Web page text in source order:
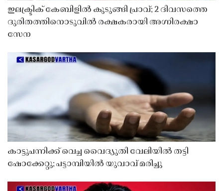
ഇലക്ട്രിക് കേബിളിൽ കുടുങ്ങി പ്രാവ്; 2 ദിവസത്തെ
ദുരിതത്തിനൊടുവിൽ രക്ഷകരായി അഗ്നിരക്ഷാ
സേന
കാട്ടുപന്നിക്ക് വെച്ച വൈദ്യുതി വേലിയിൽ തട്ടി
ഷോക്കേറ്റു; പട്ടാമ്പിയിൽ യുവാവ് മരിച്ചു